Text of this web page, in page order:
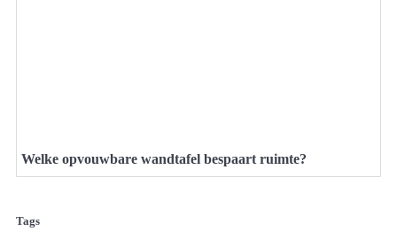
Welke opvouwbare wandtafel bespaart ruimte?
Tags